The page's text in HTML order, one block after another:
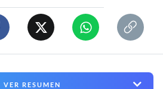
VER RESUMEN